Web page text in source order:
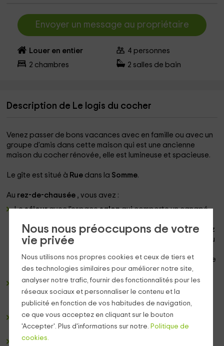
Nous nous préoccupons de votre
vie privée
Nous utilisons nos propres cookies et ceux de tiers et
des technologies similaires pour améliorer notre site,
analyser notre trafic, fournir des fonctionnalités pour les
réseaux sociaux et personnaliser le contenu et la
publicité en fonction de vos habitudes de navigation,
ce que vous acceptez en cliquant sur le bouton
'Accepter'. Plus d'informations sur notre. Politique de
cookies.
Envoyer un message au propriétaire
Louer en entier 4 personnes
2 chambres 2 salles de bain
Description de Le logis du cocher
Venez passer de bons vacances avec en famille ou avec un
groupe d'amis dans cette maison qui est une ancienne
maison du cocher rénovée, elle est lumineuse et spacieuse.
Le gîte est situé à Rue dans la Somme.
Au rez-de-chausée , vous avez :
Leséjouravec l'espacesalonqui comporte un canapé
accoudoirs en tissu pour être plus confortable. Vous avez
un tapis à motifs de couleur rouge au centre. Au dessus du
longue lampe. Vous avez latélévisionécran plat se trouve
sur un meuble
Ensuite , vou avez l'espace repasavec une table ovale
et des chaises fleuries confortables pouvant aceuillir 4
personnes.
Pour terminer , lacuisinemoderne et ouverte aux tns
rouges avec tous les électroménagers nécessaires.
UnWC